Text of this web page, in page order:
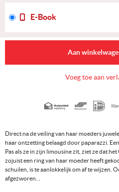
Direct na de veiling van haar moeders
haar ontzetting belaagd door paparazzi.
Pas als ze in zijn limousine zit, ziet ze dat
zojuist een ring van haar moeder heeft
schuilen, is te aanlokkelijk om af te wijzen.
afgezworen...
E-Book
Aan
Voeg toe aan
Geaccepteerde